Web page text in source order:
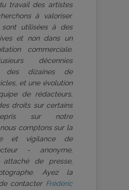
travail des artistes
à valoriser.
sont utilisées à des
et non dans un
commerciale.
décennies
des dizaines de
et une évolution
de rédacteurs,
droits sur certains
sur notre
comptons sur la
et vigilance de
- anonyme,
attaché de presse,
Ayez la
contacter Frédéric